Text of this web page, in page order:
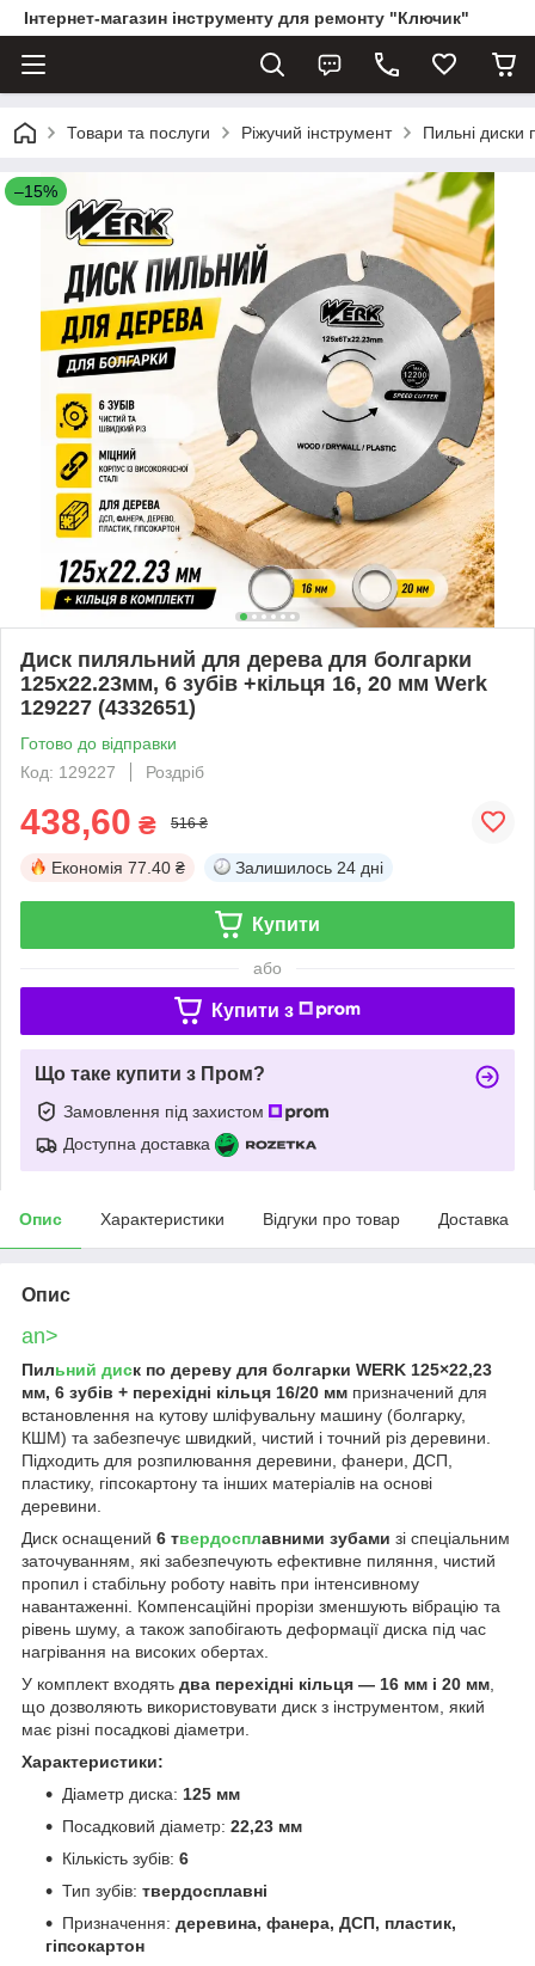
Інтернет-магазин інструменту для ремонту "Ключик"
Товари та послуги Ріжучий інструмент Пильні диски
–15%
Диск пиляльний для дерева для болгарки
125х22.23мм, 6 зубів +кільця 16, 20 мм Werk
129227 (4332651)
Готово до відправки
Код: 129227
Роздріб
438,60 ₴ 516 ₴
Економія 77.40 ₴ Залишилось 24 дні
Купити
або
Купити з
Що таке купити з Пром?
Замовлення під захистом
Доступна доставка
Опис Характеристики Відгуки про товар Доставка
Опис
an>
Пильний диск по дереву для болгарки WERK 125×22,23
мм, 6 зубів + перехідні кільця 16/20 мм призначений для
встановлення на кутову шліфувальну машину (болгарку,
КШМ) та забезпечує швидкий, чистий і точний різ деревини.
Підходить для розпилювання деревини, фанери, ДСП,
пластику, гіпсокартону та інших матеріалів на основі
деревини.
Диск оснащений 6 твердосплавними зубами зі спеціальним
заточуванням, які забезпечують ефективне пиляння, чистий
пропил і стабільну роботу навіть при інтенсивному
навантаженні. Компенсаційні прорізи зменшують вібрацію та
рівень шуму, а також запобігають деформації диска під час
нагрівання на високих обертах.
У комплект входять два перехідні кільця — 16 мм і 20 мм
що дозволяють використовувати диск з інструментом, який
має різні посадкові діаметри.
Характеристики:
Діаметр диска: 125 мм
Посадковий діаметр: 22,23 мм
Кількість зубів: 6
Тип зубів: твердосплавні
Призначення: деревина, фанера, ДСП, пластик,
гіпсокартон